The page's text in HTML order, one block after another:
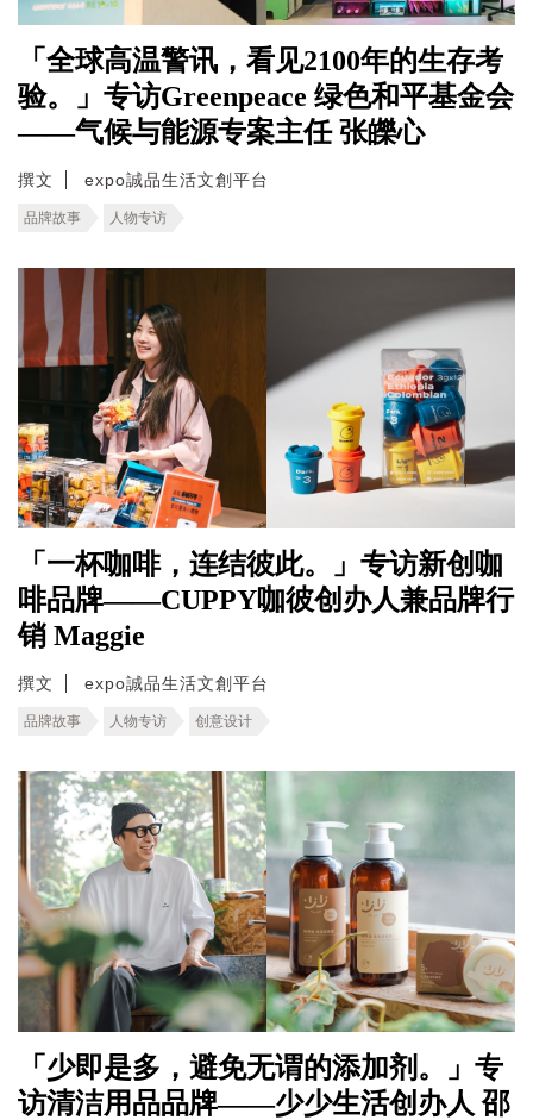
「全球高温警讯，看见2100年的生存考
验。」专访Greenpeace 绿色和平基金会
——气候与能源专案主任 张皪心
撰文 expo誠品生活文創平台
品牌故事 人物专访
「一杯咖啡，连结彼此。」专访新创咖
啡品牌——CUPPY咖彼创办人兼品牌行
销 Maggie
撰文 expo誠品生活文創平台
品牌故事 人物专访 创意设计
「少即是多，避免无谓的添加剂。」专
访清洁用品品牌——少少生活创办人 邵